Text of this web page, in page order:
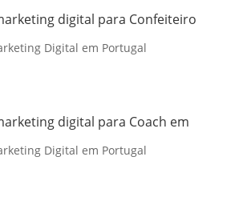
digital para Confeiteiro
Digital em Portugal
digital para Coach em
Digital em Portugal